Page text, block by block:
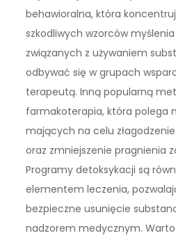
behawioralna, która
szkodliwych wzorców
związanych z używaniem
odbywać się w grupach
terapeutą. Inną popularną
farmakoterapia, która polega
mających na celu
oraz zmniejszenie pragnienia
Programy detoksykacji są
elementem leczenia,
bezpieczne usunięcie
nadzorem medycznym.